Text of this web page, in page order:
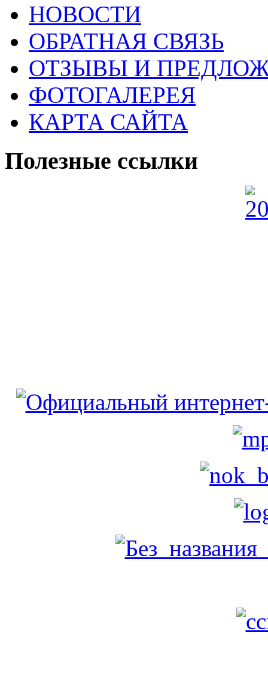
НОВОСТИ
ОБРАТНАЯ СВЯЗЬ
ОТЗЫВЫ И
ФОТОГАЛЕРЕЯ
КАРТА САЙТА
Полезные ссылки